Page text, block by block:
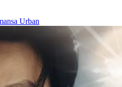
Urban